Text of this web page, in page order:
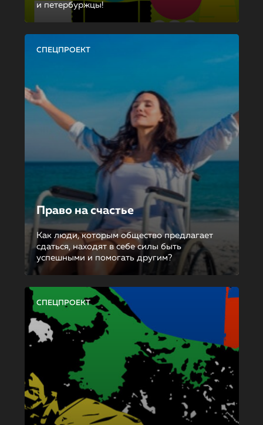
и петербуржцы!
СПЕЦПРОЕКТ
Право на счастье
Как люди, которым общество предлагает
сдаться, находят в себе силы быть
успешными и помогать другим?
СПЕЦПРОЕКТ